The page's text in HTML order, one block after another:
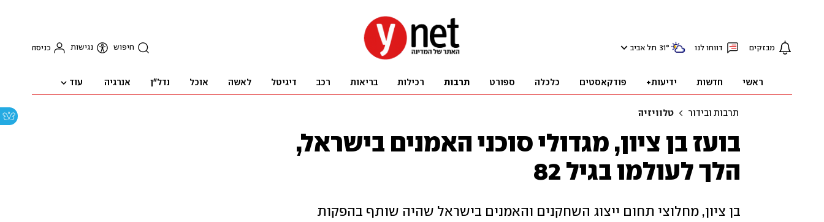
מבזקים דווחו לנו 31° תל אביב חיפוש נגישות כניסה
ראשי חדשות ידיעות+ פודקאסטים כלכלה ספורט תרבות רכילות בריאות רכב דיגיטל לאשה אוכל נדל"ן אנרגיה עוד
תרבות ובידור טלוויזיה
בועז בן ציון, מגדולי סוכני האמנים בישראל,
הלך לעולמו בגיל 82
בן ציון, מחלוצי תחום ייצוג השחקנים והאמנים בישראל שהיה שותף בהפקות